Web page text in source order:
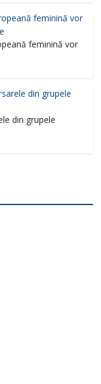
feminină vor
din grupele